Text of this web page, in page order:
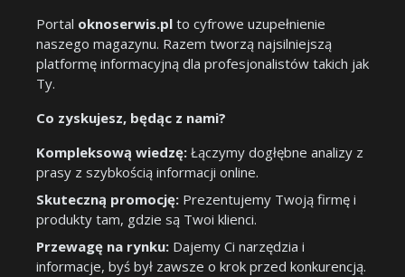
Portal oknoserwis.pl to cyfrowe uzupełnienie
naszego magazynu. Razem tworzą najsilniejszą
platformę informacyjną dla profesjonalistów takich jak
Ty.
Co zyskujesz, będąc z nami?
Kompleksową wiedzę: Łączymy dogłębne analizy z
prasy z szybkością informacji online.
Skuteczną promocję: Prezentujemy Twoją firmę i
produkty tam, gdzie są Twoi klienci.
Przewagę na rynku: Dajemy Ci narzędzia i
informacje, byś był zawsze o krok przed konkurencją.